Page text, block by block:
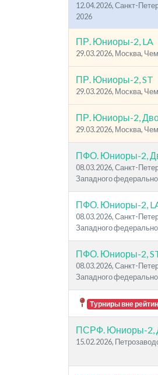
12.04.2026, Санкт-
2026
ПР. Юниоры-2, LA
29.03.2026, Москва,
ПР. Юниоры-2, ST
29.03.2026, Москва,
ПР. Юниоры-2,
29.03.2026, Москва,
ПФО. Юниоры-2,
08.03.2026, Санкт-
Западного
ПФО. Юниоры-2,
08.03.2026, Санкт-
Западного
ПФО. Юниоры-2,
08.03.2026, Санкт-
Западного
Турниры вне
ПСРФ. Юниоры-2,
15.02.2026,